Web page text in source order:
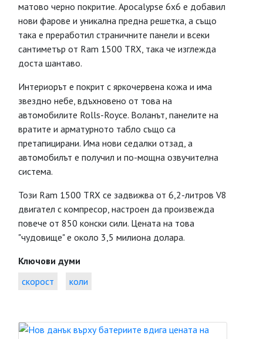
матово черно покритие. Apocalypse 6x6 е добавил
нови фарове и уникална предна решетка, а също
така е преработил страничните панели и всеки
сантиметър от Ram 1500 TRX, така че изглежда
доста шантаво.
Интериорът е покрит с яркочервена кожа и има
звездно небе, вдъхновено от това на
автомобилите Rolls-Royce. Воланът, панелите на
вратите и арматурното табло също са
претапицирани. Има нови седалки отзад, а
автомобилът е получил и по-мощна озвучителна
система.
Този Ram 1500 TRX се задвижва от 6,2-литров V8
двигател с компресор, настроен да произвежда
повече от 850 конски сили. Цената на това
"чудовище" е около 3,5 милиона долара.
Ключови думи
скорост
коли